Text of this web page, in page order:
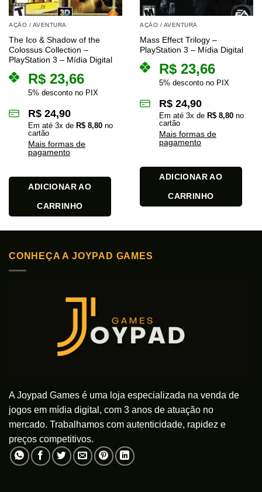
AÇÃO / AVENTURA
The Ico & Shadow of the
Colossus Collection –
PlayStation 3 – Mídia Digital
R$ 23,66
5% desconto no PIX
R$ 24,90
Em até 3x de R$ 8,80 no
cartão
Mais formas de
pagamento
ADICIONAR AO
CARRINHO
AÇÃO / AVENTURA
Mass Effect Trilogy –
PlayStation 3 – Mídia Digital
R$ 23,66
5% desconto no PIX
R$ 24,90
Em até 3x de R$ 8,80 no
cartão
Mais formas de
pagamento
ADICIONAR AO
CARRINHO
CONHEÇA A JOYPAD GAMES
A Joypad Games é uma loja especializada na venda de
jogos em mídia digital, com 3 anos de atuação no
mercado. Trabalhamos com autenticidade, rapidez e
preços competitivos.